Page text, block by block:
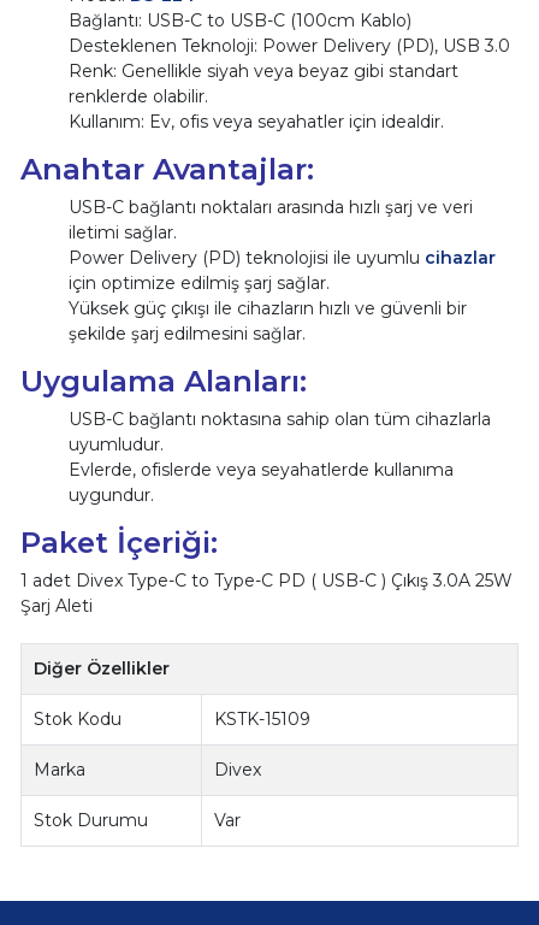
Bağlantı: USB-C to USB-C (100cm Kablo)
Desteklenen Teknoloji: Power Delivery (PD), USB 3.0
Renk: Genellikle siyah veya beyaz gibi standart
renklerde olabilir.
Kullanım: Ev, ofis veya seyahatler için idealdir.
Anahtar Avantajlar:
USB-C bağlantı noktaları arasında hızlı şarj ve veri
iletimi sağlar.
Power Delivery (PD) teknolojisi ile uyumlu cihazlar
için optimize edilmiş şarj sağlar.
Yüksek güç çıkışı ile cihazların hızlı ve güvenli bir
şekilde şarj edilmesini sağlar.
Uygulama Alanları:
USB-C bağlantı noktasına sahip olan tüm cihazlarla
uyumludur.
Evlerde, ofislerde veya seyahatlerde kullanıma
uygundur.
Paket İçeriği:
1 adet Divex Type-C to Type-C PD ( USB-C ) Çıkış 3.0A 25W
Şarj Aleti
Diğer Özellikler
Stok Kodu KSTK-15109
Marka Divex
Stok Durumu Var